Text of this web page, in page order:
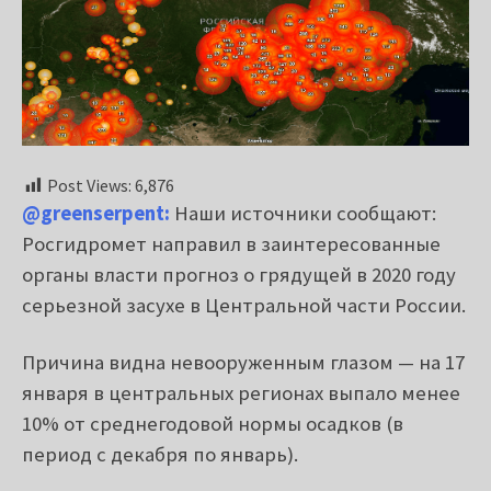
Post Views: 6,876
@greenserpent: Наши источники сообщают:
Росгидромет направил в заинтересованные
органы власти прогноз о грядущей в 2020 году
серьезной засухе в Центральной части России.
Причина видна невооруженным глазом — на 17
января в центральных регионах выпало менее
10% от среднегодовой нормы осадков (в
период с декабря по январь).